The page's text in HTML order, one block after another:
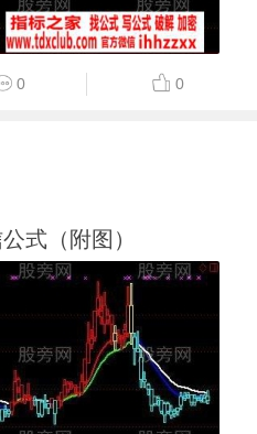
0 0
式（附图）